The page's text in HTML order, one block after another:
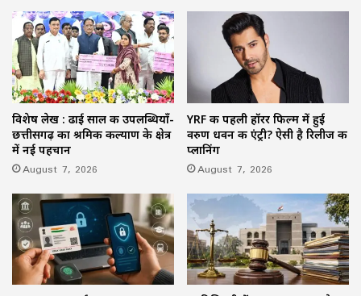
विशेष लेख : ढाई साल की उपलब्धियाँ-
छत्तीसगढ़ का श्रमिक कल्याण के क्षेत्र
में नई पहचान
August 7, 2026
YRF की पहली हॉरर फिल्म में हुई
वरुण धवन की एंट्री? ऐसी है रिलीज की
प्लानिंग
August 7, 2026